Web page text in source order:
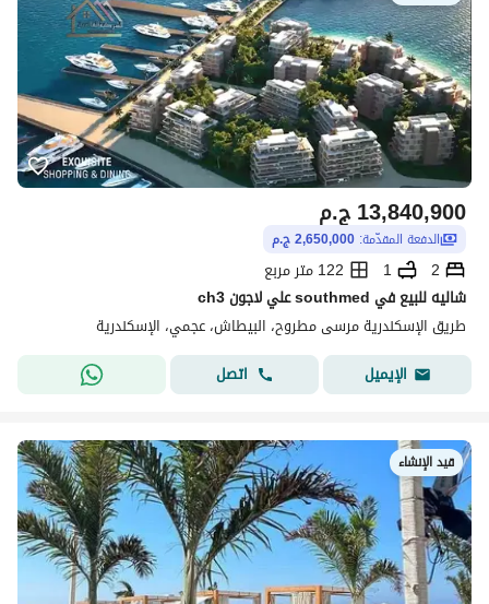
ج.م13,840,900
الدفعة المقدّمة: 2,650,000 ج.م
2
1
122 متر مربع
شاليه للبيع في southmed علي لاجون ch3
طريق الإسكندرية مرسى مطروح، البيطاش، عجمي، الإسكندرية
الإيميل
اتصل
قيد الإنشاء